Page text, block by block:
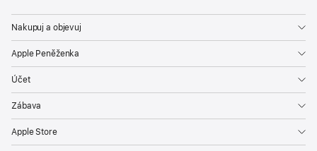
Nakupuj a objevuj
Apple Peněženka
Účet
Zábava
Apple Store